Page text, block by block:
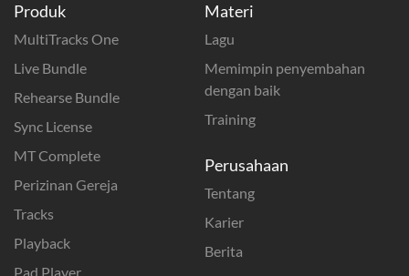
Produk
MultiTracks One
Live Bundle
Rehearse Bundle
Sync License
MT Complete
Perizinan Gereja
Tracks
Playback
Pad Player
Materi
Lagu
Memimpin penyembahan
dengan baik
Training
Perusahaan
Tentang
Karier
Berita